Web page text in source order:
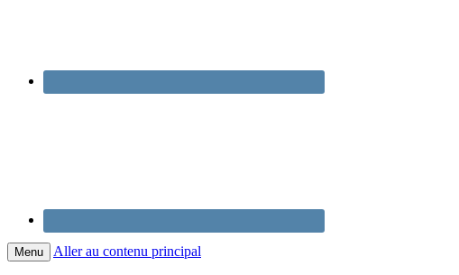
Menu Aller au contenu principal